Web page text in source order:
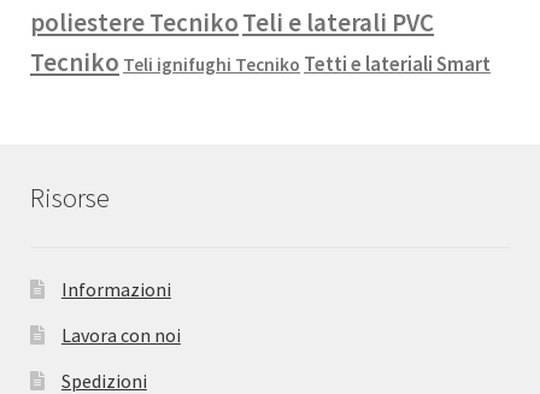
poliestere TecnikoTeli e laterali PVC
Tecniko Teli ignifughi Tecniko Tetti e lateriali Smart
Risorse
Informazioni
Lavora con noi
Spedizioni